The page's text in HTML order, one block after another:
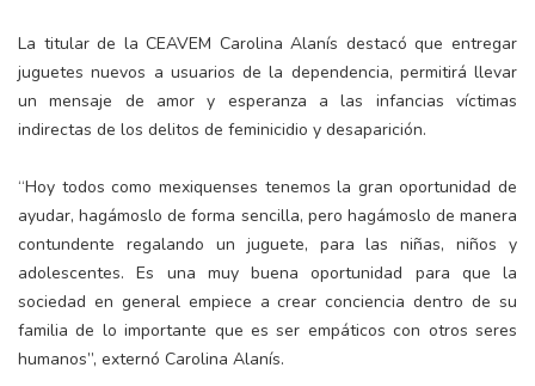
La titular de la CEAVEM Carolina Alanís destacó que entregar
juguetes nuevos a usuarios de la dependencia, permitirá llevar
un mensaje de amor y esperanza a las infancias víctimas
indirectas de los delitos de feminicidio y desaparición.
“Hoy todos como mexiquenses tenemos la gran oportunidad de
ayudar, hagámoslo de forma sencilla, pero hagámoslo de manera
contundente regalando un juguete, para las niñas, niños y
adolescentes. Es una muy buena oportunidad para que la
sociedad en general empiece a crear conciencia dentro de su
familia de lo importante que es ser empáticos con otros seres
humanos”, externó Carolina Alanís.